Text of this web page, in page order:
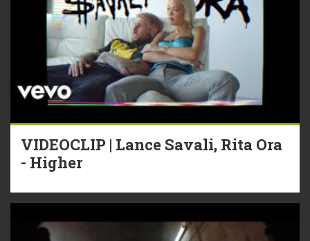
VIDEOCLIP | Lance Savali, Rita Ora
- Higher